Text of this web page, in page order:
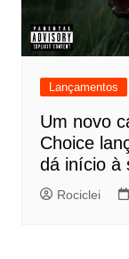
Lançamentos
Um novo
Choice
dá início à
Rociclei